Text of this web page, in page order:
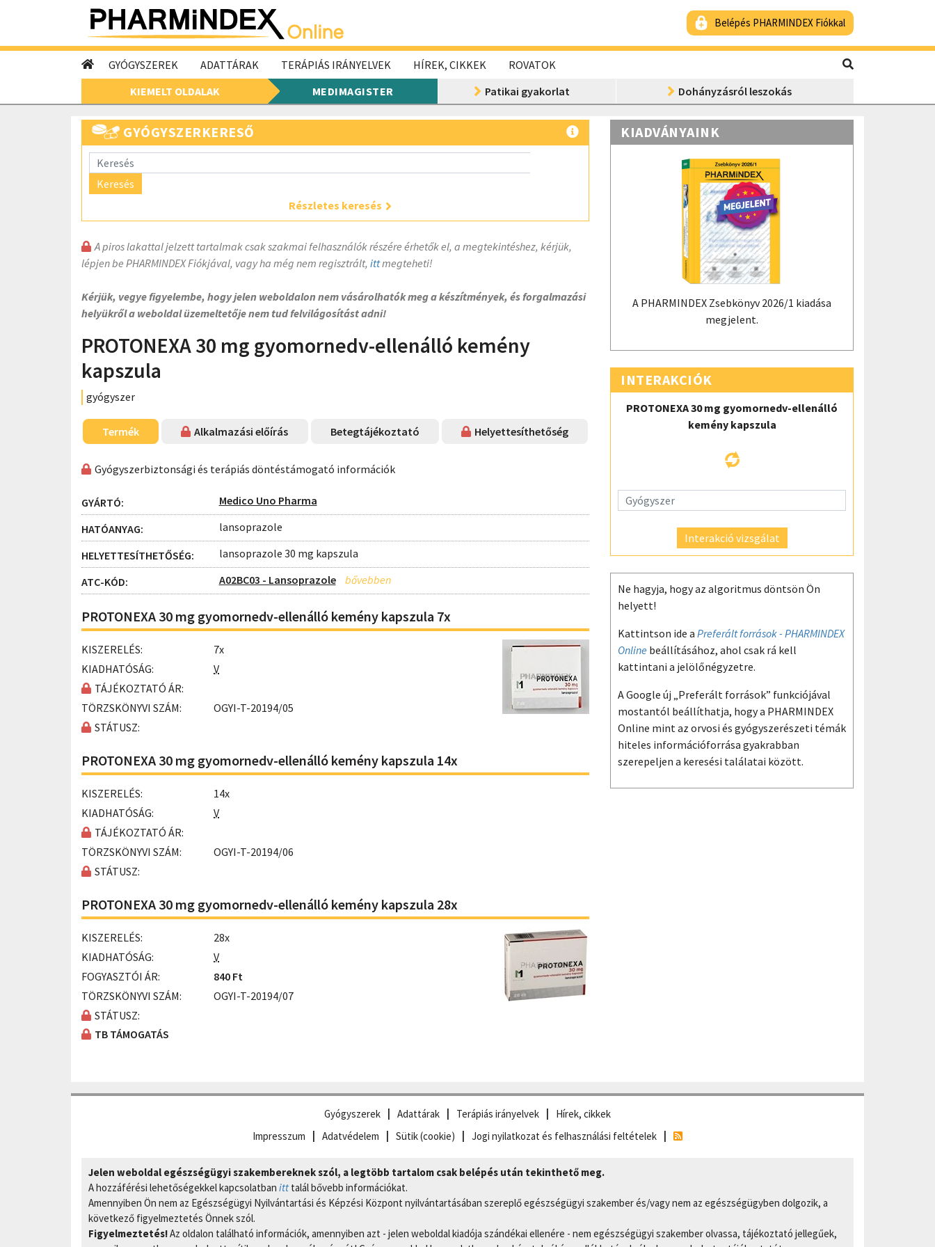
Belépés PHARMINDEX Fiókkal
GYÓGYSZEREK ADATTÁRAK TERÁPIÁS IRÁNYELVEK HÍREK, CIKKEK
ROVATOK
KIEMELT OLDALAK
MEDIMAGISTER Patikai gyakorlat Dohányzásról leszokás
GYÓGYSZERKERESŐ
Keresés
Részletes keresés
A piros lakattal jelzett tartalmak csak szakmai felhasználók részére érhetők el, a megtekintéshez, kérjük,
lépjen be PHARMINDEX Fiókjával, vagy ha még nem regisztrált, ittmegteheti!
Kérjük, vegye figyelembe, hogy jelen weboldalon nem vásárolhatók meg a készítmények, és forgalmazási
helyükről a weboldal üzemeltetője nem tud felvilágosítást adni!
PROTONEXA 30 mg gyomornedv-ellenálló kemény
kapszula
gyógyszer
Termék Alkalmazási előírás Betegtájékoztató Helyettesíthetőség
Gyógyszerbiztonsági és terápiás döntéstámogató információk
GYÁRTÓ: Medico Uno Pharma
HATÓANYAG: lansoprazole
HELYETTESÍTHETŐSÉG: lansoprazole 30 mg kapszula
ATC-KÓD: A02BC03 - Lansoprazole
PROTONEXA 30 mg gyomornedv-ellenálló kemény kapszula 7x
KISZERELÉS:
7x
KIADHATÓSÁG:
V
TÁJÉKOZTATÓ ÁR:
TÖRZSKÖNYVI SZÁM:
OGYI-T-20194/05
STÁTUSZ:
PROTONEXA 30 mg gyomornedv-ellenálló kemény kapszula 14x
KISZERELÉS:
14x
KIADHATÓSÁG:
V
TÁJÉKOZTATÓ ÁR:
TÖRZSKÖNYVI SZÁM:
OGYI-T-20194/06
STÁTUSZ:
PROTONEXA 30 mg gyomornedv-ellenálló kemény kapszula 28x
KISZERELÉS:
28x
KIADHATÓSÁG:
V
FOGYASZTÓI ÁR:
840 Ft
TÖRZSKÖNYVI SZÁM:
OGYI-T-20194/07
STÁTUSZ:
TB TÁMOGATÁS
KIADVÁNYAINK
A PHARMINDEX Zsebkönyv 2026/1 kiadása
megjelent.
INTERAKCIÓK
PROTONEXA 30 mg gyomornedv-ellenálló
kemény kapszula
Interakció vizsgálat
Ne hagyja, hogy az algoritmus döntsön Ön
helyett!
Kattintson ide a Preferált források - PHARMINDEX
Online beállításához, ahol csak rá kell
kattintani a jelölőnégyzetre.
A Google új „Preferált források” funkciójával
mostantól beállíthatja, hogy a PHARMINDEX
Online mint az orvosi és gyógyszerészeti témák
hiteles információforrása gyakrabban
szerepeljen a keresési találatai között.
Gyógyszerek Adattárak Terápiás irányelvek
Hírek, cikkek
Impresszum
Adatvédelem Sütik (cookie) Jogi nyilatkozat és felhasználási feltételek
Jelen weboldal egészségügyi szakembereknek szól, a legtöbb tartalom csak belépés után tekinthető meg.
A hozzáférési lehetőségekkel kapcsolatban itt talál bővebb információkat.
Amennyiben Ön nem az Egészségügyi Nyilvántartási és Képzési Központ nyilvántartásában szereplő egészségügyi szakember és/vagy nem az egészségügyben dolgozik, a
következő figyelmeztetés Önnek szól.
Figyelmeztetés!Az oldalon található információk, amennyiben azt - jelen weboldal kiadója szándékai ellenére - nem egészségügyi szakember olvassa, tájékoztató jellegűek,